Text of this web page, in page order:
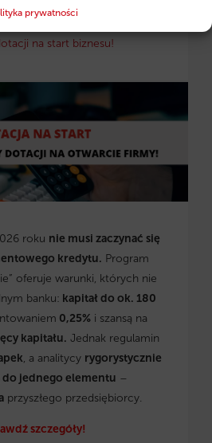
prywatności
na start biznesu!
roku nie musi zaczynać się
kredytu. Program
oferuje warunki, których nie
banku: kapitał do ok. 180
0,25%i szansą na
kapitału. Jednak regulamin
, a analitycy rygorystycznie
jednego elementu –
przyszłego przedsiębiorcy.
szczegóły!